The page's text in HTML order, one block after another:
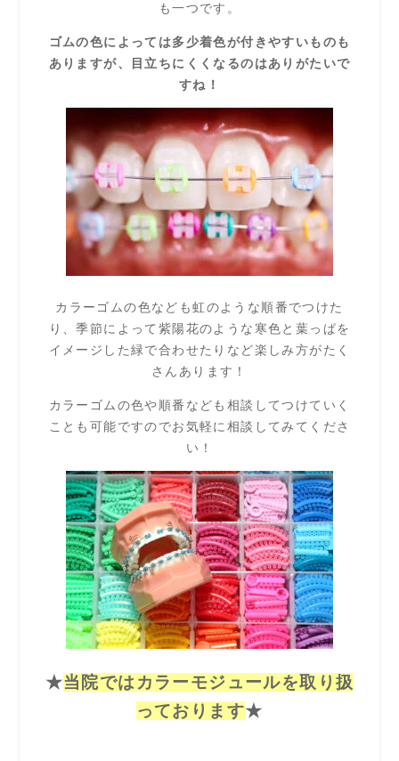
も一つです。
ゴムの色によっては多少着色が付きやすいものも
ありますが、目立ちにくくなるのはありがたいで
すね！
カラーゴムの色なども虹のような順番でつけた
り、季節によって紫陽花のような寒色と葉っぱを
イメージした緑で合わせたりなど楽しみ方がたく
さんあります！
カラーゴムの色や順番なども相談してつけていく
ことも可能ですのでお気軽に相談してみてくださ
い！
★当院ではカラーモジュールを取り扱
っております★